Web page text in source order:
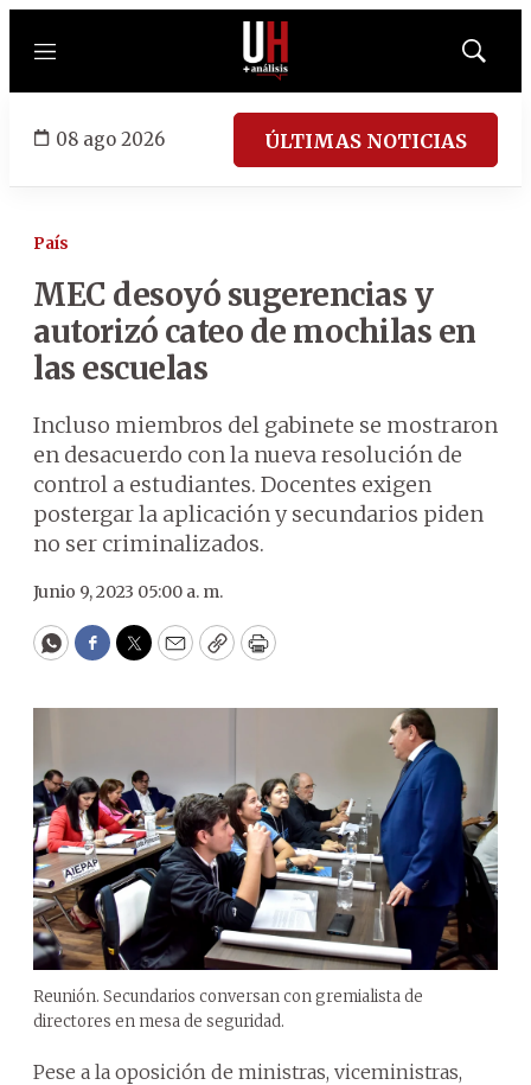
Menú
Mostrar
08 ago 2026 ÚLTIMAS NOTICIAS
País
MEC desoyó sugerencias y
autorizó cateo de mochilas en
las escuelas
Incluso miembros del gabinete se mostraron
en desacuerdo con la nueva resolución de
control a estudiantes. Docentes exigen
postergar la aplicación y secundarios piden
no ser criminalizados.
Junio 9, 2023 05:00 a. m.
WhatsApp
Facebook
Twitter
EmailCopyPrint
Reunión. Secundarios conversan con gremialista de
directores en mesa de seguridad.
Pese a la oposición de ministras, viceministras,